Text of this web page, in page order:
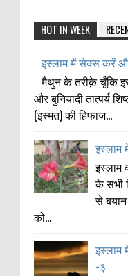
HOT IN WEEK
इस्लाम में सेक्स करें
मैथुन के तरीक़े चूँकि
और बुनियादी तात्पर्य
(इस्मत) की हिफाज...
इस्लाम
इस्लाम
के सभी
से
को...
इस्लाम
-३